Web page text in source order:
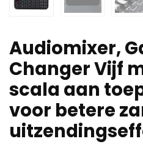
Audiomixer,
Changer Vijf
scala aan
voor betere